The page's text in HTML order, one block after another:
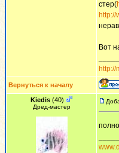
стер(
Вот
Вернуться к началу
Kiedis (40)
Дред-мастер